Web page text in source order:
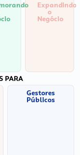
Expandindo
o
Negócio
PARA
Gestores
Públicos